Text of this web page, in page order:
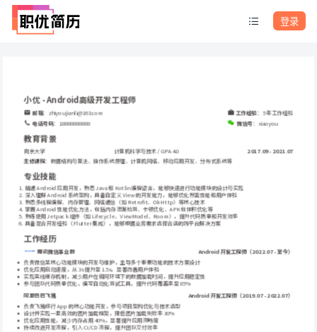
登录
小优 - Android高级开发工程师
邮箱：zhiyoujianli@163.com
电话号码：18888888888
工作经验：5 年工作经验
微信号：xiaoyou
教育背景
南京大学 计算机科学与技术 / GPA 4.0
2017.09 - 2021.07
主修课程：数据结构与算法、操作系统原理、计算机网络、移动应用开发、分布式系统等
专业技能
精通 Android 应用开发，熟悉 Java 和 Kotlin 编程语言，能够快速进行功能模块的设计与实现
深入理解 Android 系统架构，具备自定义 View 的开发能力，能够优化界面性能和用户体验
熟悉多线程编程、内存管理、网络通信（如 Retrofit、OkHttp）等核心技术
掌握 Android 性能优化方法，包括内存泄漏检测、卡顿优化、APK 包体积优化等
熟练使用 Jetpack 组件（如 Lifecycle、ViewModel、Room），提升代码质量和开发效率
具备混合开发经验（Flutter 集成），能够根据业务需求选择合适的跨平台解决方案
工作经历
腾讯微信事业群 Android 开发工程师（2022.07 - 至今）
负责微信某核心功能模块的开发与维护，主导多个重要功能的技术方案设计
优化应用启动速度，从 3s 提升至 1.5s，显著改善用户体验
实现离线缓存机制，减少用户在弱网环境下的数据加载时间，提升应用稳定性
参与团队代码质量优化，编写自动化测试工具，提升代码覆盖率至 85%
阿里巴巴飞猪
Android 开发工程师（2019.07 - 2022.07）
负责飞猪旅行 App 的核心功能开发，参与项目架构优化与技术选型
设计并实现一套高效的图片加载框架，降低图片加载失败率 30%
优化应用性能，减少内存占用 40%，显著提升应用流畅度
持续改进开发流程，引入 CI/CD 流程，提升团队交付效率